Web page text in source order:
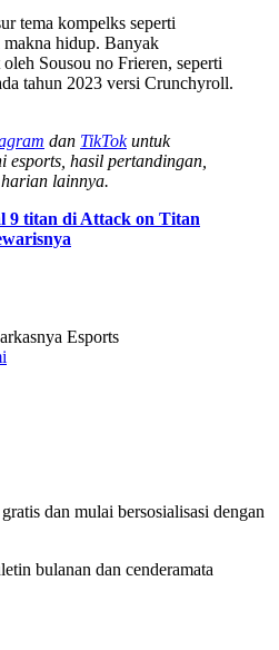
tema kompelks seperti
hidup. Banyak
Sousou no Frieren, seperti
tahun 2023 versi Crunchyroll.
dan TikTokuntuk
esports, hasil pertandingan,
lainnya.
9 titan di Attack on Titan
Esports
dan mulai bersosialisasi dengan
bulanan dan cenderamata